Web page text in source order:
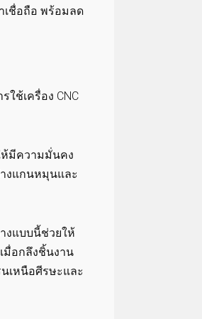
เชื่อถือ พร้อมลด
ช้เครื่อง CNC
มีความมั่นคง
งแกนหมุนและ
งแบบนี้ช่วยให้
มื่อกลึงชิ้นงาน
เหนือศีรษะและ